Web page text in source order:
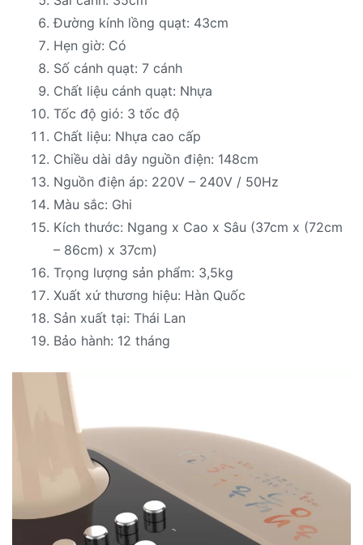
Đường kính lồng quạt: 43cm
Hẹn giờ: Có
Số cánh quạt: 7 cánh
Chất liệu cánh quạt: Nhựa
Tốc độ gió: 3 tốc độ
Chất liệu: Nhựa cao cấp
Chiều dài dây nguồn điện: 148cm
Nguồn điện áp: 220V – 240V / 50Hz
Màu sắc: Ghi
Kích thước: Ngang x Cao x Sâu (37cm x (72cm
– 86cm) x 37cm)
Trọng lượng sản phẩm: 3,5kg
Xuất xứ thương hiệu: Hàn Quốc
Sản xuất tại: Thái Lan
Bảo hành: 12 tháng